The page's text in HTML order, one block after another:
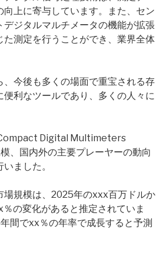
上に寄与しています。また、セン
ジタルマルチメータの機能が拡張
測定を行うことができ、業界全体
今後も多くの場面で重宝される存
利なツールであり、多くの人々に
Compact Digital Multimeters
、国内外の主要プレーヤーの動向
ました。
場規模は、2025年のxxx百万ドルか
の変化があると推定されていま
間でxx％の年率で成長すると予測